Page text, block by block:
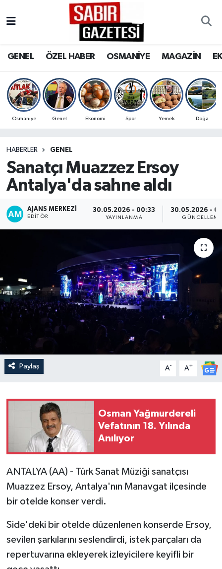
GENEL ÖZEL HABER OSMANİYE MAGAZİN
Osmaniye Genel Ekonomi Spor Yemek Doğa
HABERLER GENEL
Sanatçı Muazzez Ersoy
Antalya'da sahne aldı
AJANS MERKEZI
EDITÖR
30.05.2026 - 00:33
YAYINLANMA
30.05.2026 -
GÜNCELLEME
Paylaş A- A+
Osman Yağmurdereli
Vefatının 18. Yılında
Anılıyor
ANTALYA (AA) - Türk Sanat Müziği sanatçısı
Muazzez Ersoy, Antalya'nın Manavgat ilçesinde
bir otelde konser verdi.
Side'deki bir otelde düzenlenen konserde Ersoy,
sevilen şarkılarını seslendirdi, istek parçaları da
repertuvarına ekleyerek izleyicilere keyifli bir
OSMANİYE
MAGAZİN
SPOR
RESMİ İLANLAR
Osmaniye Nöbetçi Eczaneler
Osmaniye Trafik Yoğunluk Haritası
Süper Lig Puan Durumu ve Fikstür
Son Dakika Haberleri
Haber Arşivi